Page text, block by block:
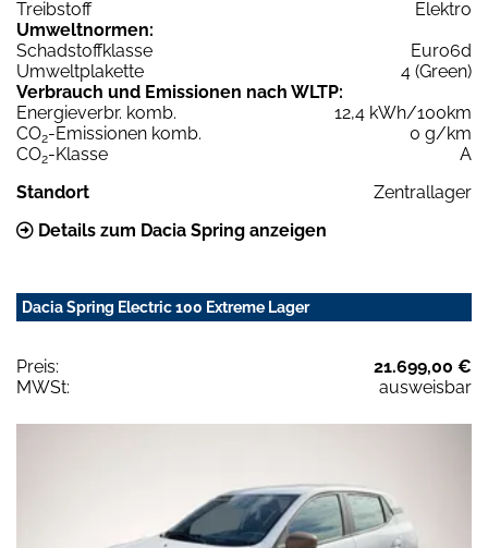
Treibstoff
Elektro
Umweltnormen:
Schadstoffklasse
Euro6d
Umweltplakette
4 (Green)
Verbrauch und Emissionen nach WLTP:
Energieverbr. komb.
12,4 kWh/100km
CO2-Emissionen komb.
0 g/km
CO2-Klasse
A
Standort
Zentrallager
Details zum Dacia Spring anzeigen
Dacia Spring Electric 100 Extreme Lager
Preis:
21.699,00 €
MWSt:
ausweisbar